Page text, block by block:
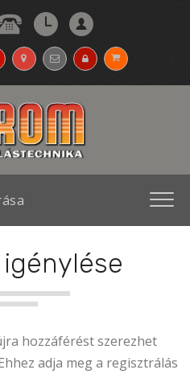
hozzáférést szerezhet
adja meg a regisztrálás